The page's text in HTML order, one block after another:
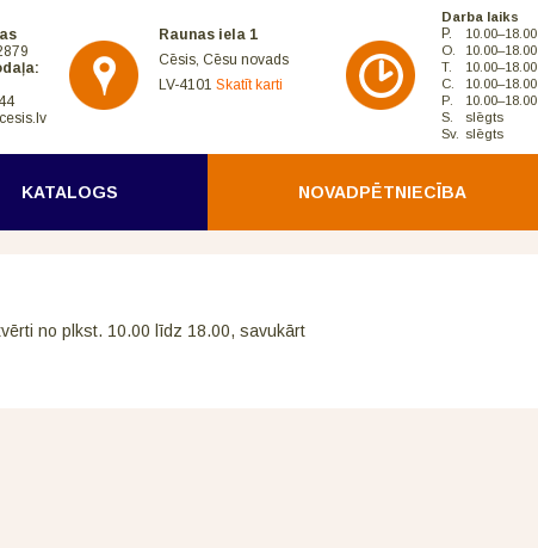
Raunas iela 1
Cēsis, Cēsu novads
LV-4101 Skatīt karti
Darba laiks
P.
10.00–18.00
O.
10.00–18.00
T.
10.00–18.00
C.
10.00–18.00
P.
10.00–18.00
S.
slēgts
Sv. slēgts
KATALOGS NOVADPĒTNIECĪBA
no plkst. 10.00 līdz 18.00, savukārt